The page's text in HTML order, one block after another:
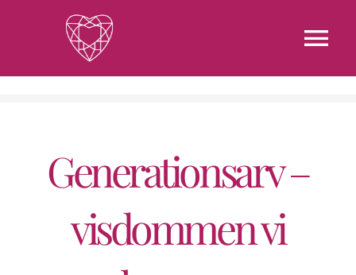
Generationsarv –
visdommen vi